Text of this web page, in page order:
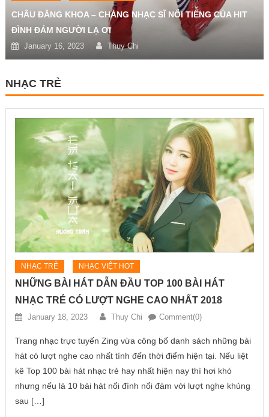
CHÂU ĐĂNG KHOA – CHÀNG NHẠC SĨ NỔI TIẾNG CỦA HIT
ĐÌNH ĐÁM NGƯỜI LẠ ƠI
January 16, 2023 Thuy Chi
NHẠC TRẺ
NHẠC TRẺ NHẠC VIỆT HOT
NHỮNG BÀI HÁT DẪN ĐẦU TOP 100 BÀI HÁT
NHẠC TRẺ CÓ LƯỢT NGHE CAO NHẤT 2018
January 18, 2023 Thuy Chi Comment(0)
Trang nhạc trực tuyến Zing vừa công bố danh sách những bài
hát có lượt nghe cao nhất tính đến thời điểm hiện tại. Nếu liệt
kê Top 100 bài hát nhạc trẻ hay nhất hiện nay thì hơi khó
nhưng nếu là 10 bài hát nổi đình nổi đám với lượt nghe khủng
sau […]